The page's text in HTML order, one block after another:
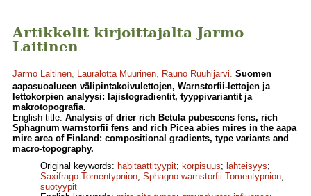
Artikkelit kirjoittajalta Jarmo
Laitinen
Jarmo Laitinen, Lauralotta Muurinen, Rauno Ruuhijärvi. Suomen
aapasuoalueen välipintakoivulettojen, Warnstorfii-lettojen ja
lettokorpien analyysi: lajistogradientit, tyyppivariantit ja
makrotopografia.
English title: Analysis of drier rich Betula pubescens fens, rich
Sphagnum warnstorfii fens and rich Picea abies mires in the aapa
mire area of Finland: compositional gradients, type variants and
macro-topography.
Original keywords: habitaattityypit; korpisuus; lähteisyys;
Saxifrago-Tomentypnion; Sphagno warnstorfii-Tomentypnion;
suotyypit